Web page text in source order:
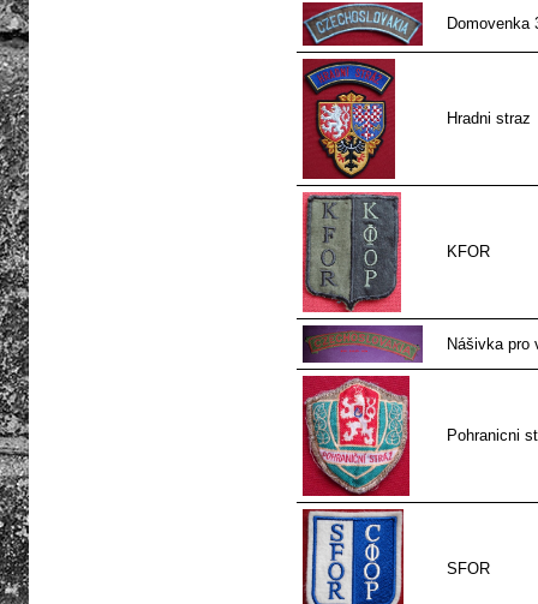
Domovenka
Hradni straz
KFOR
Nášivka pro
Pohranicni
SFOR